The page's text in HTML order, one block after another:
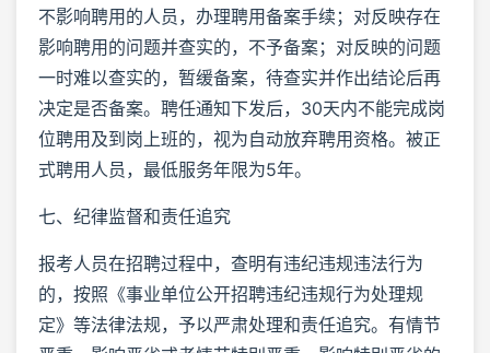
不影响聘用的人员，办理聘用备案手续；对反映存在
影响聘用的问题并查实的，不予备案；对反映的问题
一时难以查实的，暂缓备案，待查实并作出结论后再
决定是否备案。聘任通知下发后，30天内不能完成岗
位聘用及到岗上班的，视为自动放弃聘用资格。被正
式聘用人员，最低服务年限为5年。
七、纪律监督和责任追究
报考人员在招聘过程中，查明有违纪违规违法行为
的，按照《事业单位公开招聘违纪违规行为处理规
定》等法律法规，予以严肃处理和责任追究。有情节